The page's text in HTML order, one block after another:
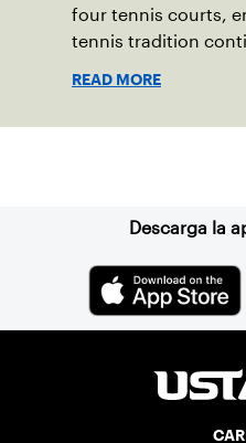
four tennis courts,
tennis tradition
READ MORE
Descarga la